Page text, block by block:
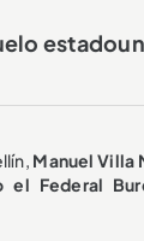
Manuel Villa
el Federal